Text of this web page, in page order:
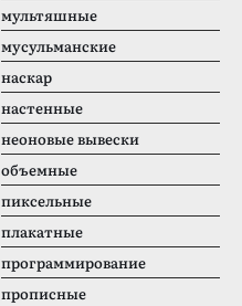
мультяшные
мусульманские
наскар
настенные
неоновые вывески
объемные
пиксельные
плакатные
программирование
прописные